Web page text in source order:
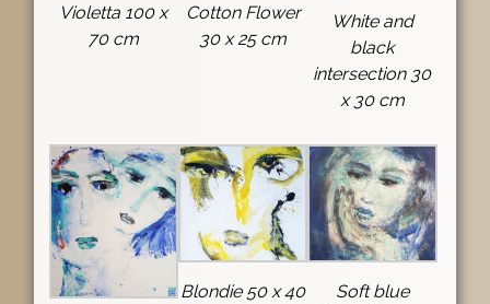
Violetta 100 x
70 cm
Cotton Flower
30 x 25 cm
White and
black
intersection 30
x 30 cm
Blondie 50 x 40
Soft blue